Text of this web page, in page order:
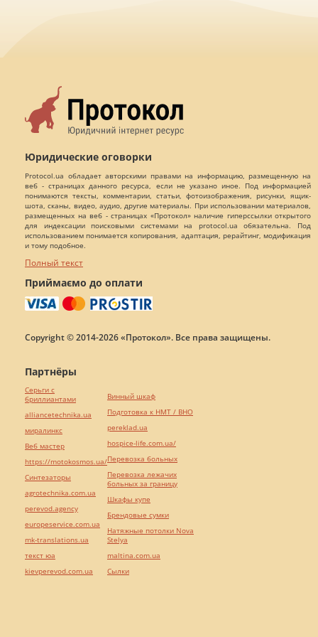
Юридические оговорки
Protocol.ua обладает авторскими правами на информацию, размещенную на
веб - страницах данного ресурса, если не указано иное. Под информацией
понимаются тексты, комментарии, статьи, фотоизображения, рисунки, ящик-
шота, сканы, видео, аудио, другие материалы. При использовании материалов,
размещенных на веб - страницах «Протокол» наличие гиперссылки открытого
для индексации поисковыми системами на protocol.ua обязательна. Под
использованием понимается копирования, адаптация, рерайтинг, модификация
и тому подобное.
Полный текст
Приймаємо до оплати
Copyright © 2014-2026 «Протокол». Все права защищены.
Партнёры
Серьги с
бриллиантами
alliancetechnika.ua
миралинкс
Веб мастер
https://motokosmos.ua/
Синтезаторы
agrotechnika.com.ua
perevod.agency
europeservice.com.ua
mk-translations.ua
текст юа
kievperevod.com.ua
Винный шкаф
Подготовка к НМТ / ВНО
pereklad.ua
hospice-life.com.ua/
Перевозка больных
Перевозка лежачих
больных за границу
Шкафы купе
Брендовые сумки
Натяжные потолки Nova
Stelya
maltina.com.ua
Cылки